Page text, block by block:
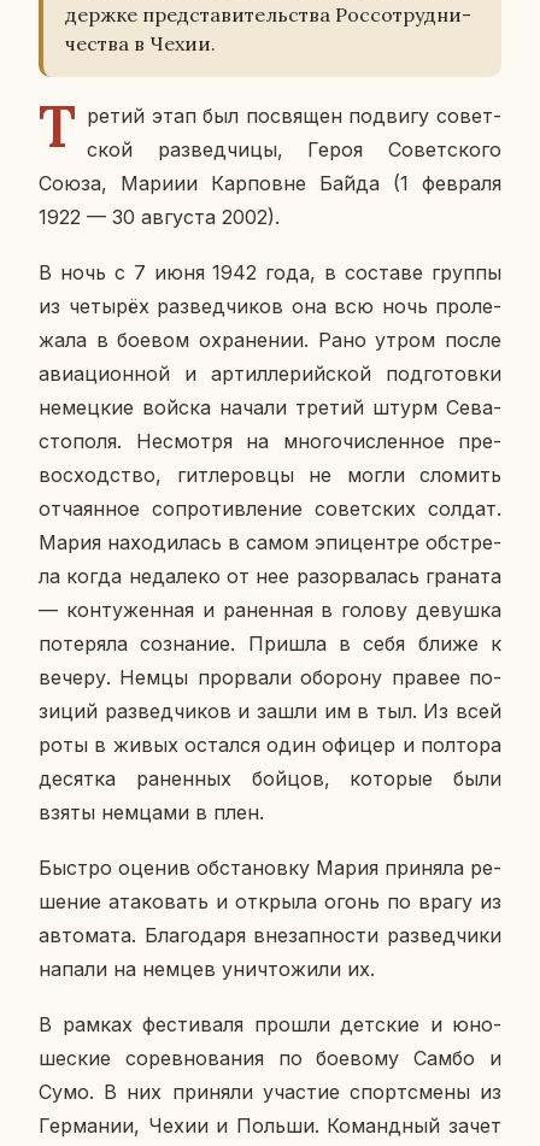
держ­ке пред­ста­ви­тель­ства Рос­со­труд­ни­
че­ства в Чехии.
Т ретий этап был по­свя­щен по­дви­гу со­вет­
ской раз­вед­чи­цы, Героя Со­вет­ско­го
Союза, Мариии Кар­повне Ба́йда (1 фев­ра­ля
1922 — 30 ав­гу­ста 2002).
В ночь с 7 июня 1942 года, в со­ста­ве группы
из че­ты­рёх раз­вед­чи­ков она всю ночь про­ле­
жа­ла в боевом охра­не­нии. Рано утром после
авиа­ци­он­ной и ар­тил­ле­рий­ской под­го­тов­ки
немец­кие войска начали третий штурм Се­ва­
сто­по­ля. Несмот­ря на мно­го­чис­лен­ное пре­
вос­ход­ство, гит­ле­ров­цы не могли сло­мить
от­ча­ян­ное со­про­тив­ле­ние со­вет­ских солдат.
Мария на­хо­ди­лась в самом эпи­цен­тре об­стре­
ла когда неда­ле­ко от нее разо­рва­лась гра­на­та
— кон­ту­жен­ная и ра­нен­ная в голову де­вуш­ка
по­те­ря­ла со­зна­ние. Пришла в себя ближе к
вечеру. Немцы про­рва­ли обо­ро­ну правее по­
зи­ций раз­вед­чи­ков и зашли им в тыл. Из всей
роты в живых остал­ся один офицер и пол­то­ра
де­сят­ка ра­нен­ных бойцов, ко­то­рые были
взяты нем­ца­ми в плен.
Быстро оценив об­ста­нов­ку Мария при­ня­ла ре­
ше­ние ата­ко­вать и от­кры­ла огонь по врагу из
ав­то­ма­та. Бла­го­да­ря вне­зап­но­сти раз­вед­чи­ки
напали на немцев уни­что­жи­ли их.
В рамках фе­сти­ва­ля прошли дет­ские и юно­
ше­ские со­рев­но­ва­ния по бо­е­во­му Самбо и
Сумо. В них при­ня­ли уча­стие спортс­ме­ны из
Гер­ма­нии, Чехии и Польши. Ко­манд­ный зачет